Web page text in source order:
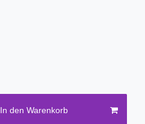
In den Warenkorb